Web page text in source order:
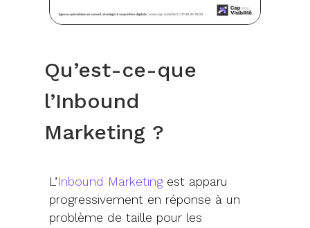
Qu’est-ce-que
l’Inbound
Marketing ?
L’Inbound Marketing est apparu
progressivement en réponse à un
problème de taille pour les